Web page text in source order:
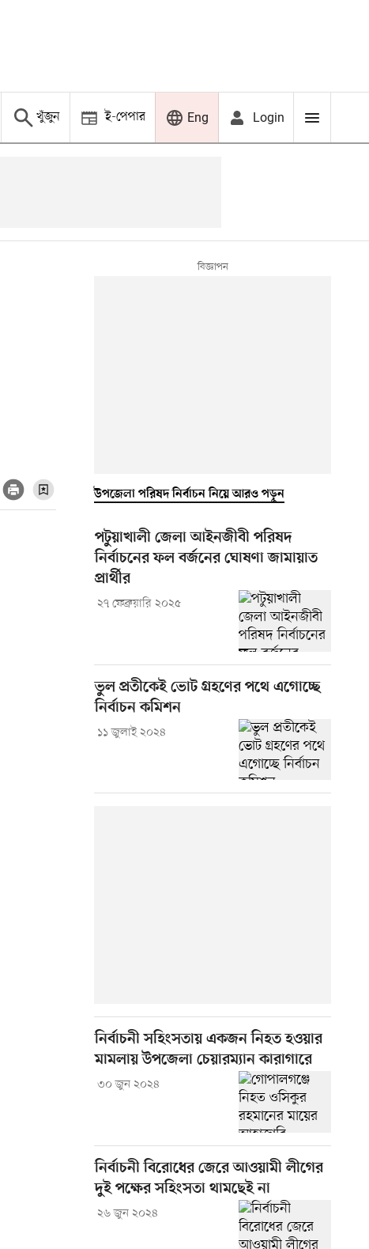
খুঁজুন ই-পেপার Eng Login
উপজেলা পরিষদ নির্বাচন নিয়ে আরও পড়ুন
পটুয়াখালী জেলা আইনজীবী পরিষদ
নির্বাচনের ফল বর্জনের ঘোষণা জামায়াত
প্রার্থীর
২৭ ফেব্রুয়ারি ২০২৫
ভুল প্রতীকেই ভোট গ্রহণের পথে এগোচ্ছে
নির্বাচন কমিশন
১১ জুলাই ২০২৪
নির্বাচনী সহিংসতায় একজন নিহত হওয়ার
মামলায় উপজেলা চেয়ারম্যান কারাগারে
৩০ জুন ২০২৪
নির্বাচনী বিরোধের জেরে আওয়ামী লীগের
দুই পক্ষের সহিংসতা থামছেই না
২৬ জুন ২০২৪